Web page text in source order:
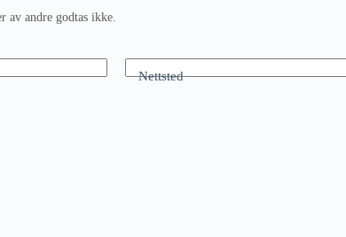
av andre godtas ikke.
Nettsted